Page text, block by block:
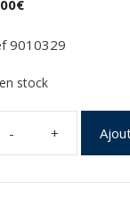
€
9010329
stock